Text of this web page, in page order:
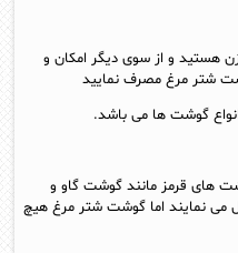
هستید و از سوی دیگر امکان و
شتر مرغ مصرف نمایید
انواع گوشت ها می باشد.
های قرمز مانند گوشت گاو و
می نمایند اما گوشت شتر مرغ هیچ